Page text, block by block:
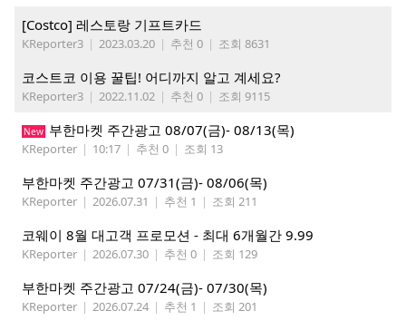
[Costco] 레스토랑 기프트카드
KReporter3 | 2023.03.20 | 추천 0 | 조회 8631
코스트코 이용 꿀팁! 어디까지 알고 계세요?
KReporter3 | 2022.11.02 | 추천 0 | 조회 9115
New 부한마켓 주간광고 08/07(금)- 08/13(목)
KReporter | 10:17 | 추천 0 | 조회 13
부한마켓 주간광고 07/31(금)- 08/06(목)
KReporter | 2026.07.31 | 추천 1 | 조회 211
코웨이 8월 대고객 프로모션 - 최대 6개월간 9.99
KReporter | 2026.07.30 | 추천 0 | 조회 129
부한마켓 주간광고 07/24(금)- 07/30(목)
KReporter | 2026.07.24 | 추천 1 | 조회 201